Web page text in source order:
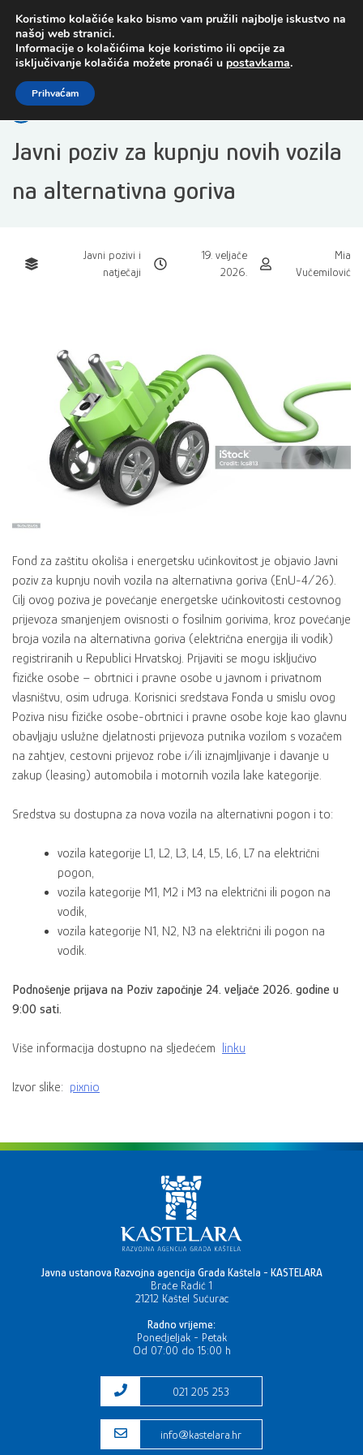
Open toolbar
sadržaj
Javni poziv za kupnju novih vozila
na alternativna goriva
Javni pozivi i
natječaji
19. veljače
2026.
Mia
Vučemilović
Fond za zaštitu okoliša i energetsku učinkovitost je objavio Javni
poziv za kupnju novih vozila na alternativna goriva (EnU-4/26).
Cilj ovog poziva je povećanje energetske učinkovitosti cestovnog
prijevoza smanjenjem ovisnosti o fosilnim gorivima, kroz povećanje
broja vozila na alternativna goriva (električna energija ili vodik)
registriranih u Republici Hrvatskoj. Prijaviti se mogu isključivo
fizičke osobe – obrtnici i pravne osobe u javnom i privatnom
vlasništvu, osim udruga. Korisnici sredstava Fonda u smislu ovog
Poziva nisu fizičke osobe-obrtnici i pravne osobe koje kao glavnu
obavljaju uslužne djelatnosti prijevoza putnika vozilom s vozačem
na zahtjev, cestovni prijevoz robe i/ili iznajmljivanje i davanje u
zakup (leasing) automobila i motornih vozila lake kategorije.
Sredstva su dostupna za nova vozila na alternativni pogon i to:
vozila kategorije L1, L2, L3, L4, L5, L6, L7 na električni
pogon,
vozila kategorije M1, M2 i M3 na električni ili pogon na
vodik,
vozila kategorije N1, N2, N3 na električni ili pogon na
vodik.
Podnošenje prijava na Poziv započinje 24. veljače 2026. godine u
9:00 sati.
Više informacija dostupno na sljedećem linku
Izvor slike: pixnio
Javna ustanova Razvojna agencija Grada Kaštela - KASTELARA
Braće Radić 1
21212 Kaštel Sućurac
Radno vrijeme:
Ponedjeljak - Petak
Od 07:00 do 15:00 h
021 205 253
info@kastelara.hr
Koristimo kolačiće kako bismo vam pružili najbolje iskustvo na
našoj web stranici.
Informacije o kolačićima koje koristimo ili opcije za
isključivanje kolačića možete pronaći u postavkama.
Prihvaćam